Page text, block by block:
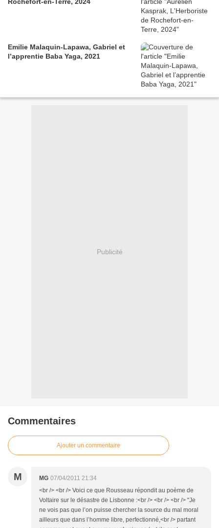
Emilie Malaquin-Lapawa, Gabriel et
l’apprentie Baba Yaga, 2021
Publicité
Commentaires
Ajouter un commentaire
M MG 07/04/2011 21:34
<br /> <br /> Voici ce que Rousseau répondit au poème de
Voltaire sur le désastre de Lisbonne :<br /> <br /> <br /> "Je
ne vois pas que l’on puisse chercher la source du mal moral
ailleurs que dans l’homme libre, perfectionné,<br /> partant